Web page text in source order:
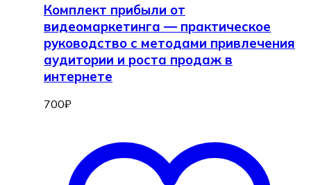
Комплект прибыли от
видеомаркетинга — практическое
руководство с методами привлечения
аудитории и роста продаж в
интернете
700₽